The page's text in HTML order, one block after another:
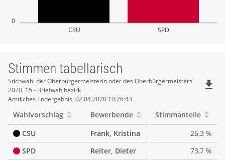
0
CSU SPD
Stimmen tabellarisch
Stimmen
tabellarisch
Stichwahl der Oberbürgermeisterin oder des Oberbürgermeisters
2020, 15 - Briefwahlbezirk
Amtliches Endergebnis, 02.04.2020 10:26:43
file_download
Wahlvorschlag Bewerbende
Stimmanteile
CSU
Frank, Kristina
26,3 %
SPD
Reiter, Dieter
73,7 %